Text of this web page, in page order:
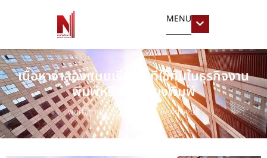
MENU
เนื้อหาจำลองแบบเรียบๆ ที่ใช้กันในธุรกิจงาน
พิมพ์หรืองานเรียงพิมพ์
พฤศจิกายน 29, 2023 kengweb8